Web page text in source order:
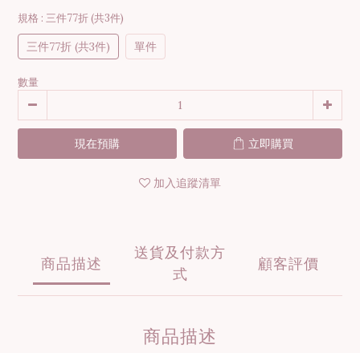
規格 : 三件77折 (共3件)
三件77折 (共3件) 單件
數量
現在預購 立即購買
加入追蹤清單
商品描述
送貨及付款方
式
顧客評價
商品描述